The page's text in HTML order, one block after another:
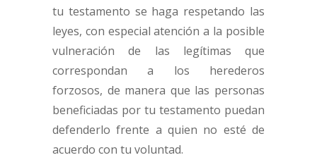
tu testamento se haga respetando las
leyes, con especial atención a la posible
vulneración de las legítimas que
correspondan a los herederos
forzosos, de manera que las personas
beneficiadas por tu testamento puedan
defenderlo frente a quien no esté de
acuerdo con tu voluntad.